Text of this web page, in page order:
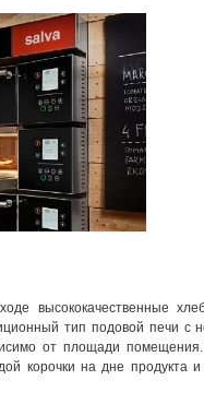
высококачественные
тип подовой печи с
от площади
корочки на дне продукта